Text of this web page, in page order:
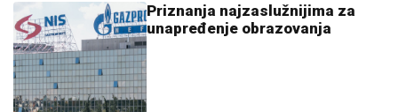
Priznanja najzaslužnijima za
unapređenje obrazovanja